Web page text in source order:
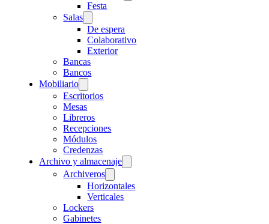
Festa
Salas
De espera
Colaborativo
Exterior
Bancas
Bancos
Mobiliario
Escritorios
Mesas
Libreros
Recepciones
Módulos
Credenzas
Archivo y almacenaje
Archiveros
Horizontales
Verticales
Lockers
Gabinetes